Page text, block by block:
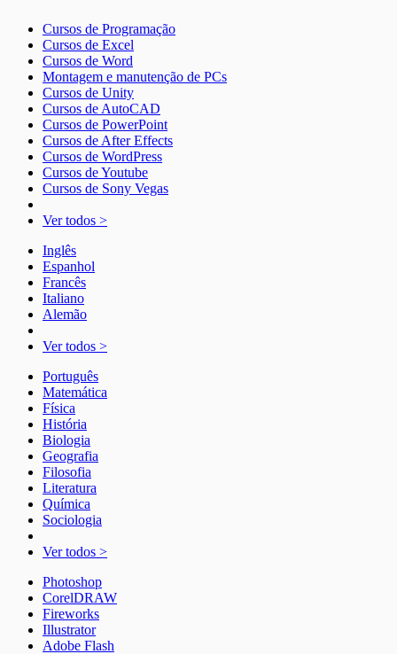
Cursos de Programação
Cursos de Excel
Cursos de Word
Montagem e manutenção de PCs
Cursos de Unity
Cursos de AutoCAD
Cursos de PowerPoint
Cursos de After Effects
Cursos de WordPress
Cursos de Youtube
Cursos de Sony Vegas
Ver todos >
Inglês
Espanhol
Francês
Italiano
Alemão
Ver todos >
Português
Matemática
Física
História
Biologia
Geografia
Filosofia
Literatura
Química
Sociologia
Ver todos >
Photoshop
CorelDRAW
Fireworks
Illustrator
Adobe Flash